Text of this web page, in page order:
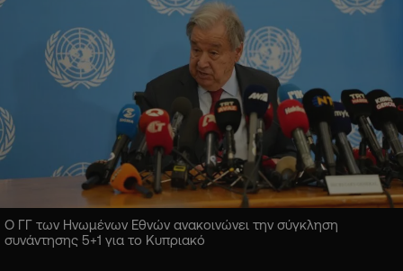
Ο ΓΓ των Ηνωμένων Εθνών ανακοινώνει την σύγκληση
συνάντησης 5+1 για το Κυπριακό